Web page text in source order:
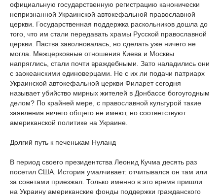
официальную государственную регистрацию канонически
непризнанной Украинской автокефальной православной
церкви. Государственная поддержка раскольников дошла до
того, что им стали передавать храмы Русской православной
церкви. Паства заволновалась, но сделать уже ничего не
могла. Межцерковные отношения Киева и Москвы
напряглись, стали почти враждебными. Зато наладились они
с заокеанскими единоверцами. Не с их ли подачи патриарх
Украинской автокефальной церкви Филарет сегодня
называет убийство мирных жителей в Донбассе богоугодным
делом? По крайней мере, с православной культурой такие
заявления ничего общего не имеют, но соответствуют
американской политике на Украине.
Долгий путь к печенькам Нуланд
В период своего президентства Леонид Кучма десять раз
посетил США. История умалчивает: отчитывался он там или
за советами приезжал. Только именно в это время пришли
на Украину американские фонды поддержки гражданского